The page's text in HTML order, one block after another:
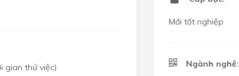
gian thử việc)
Mới tốt nghiệp
Ngành nghề: